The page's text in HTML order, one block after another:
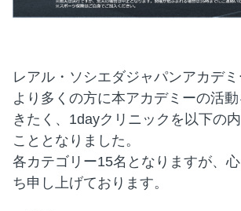
レアル・ソシエダジャパンアカデミ
より多くの方に本アカデミーの活
きたく、1dayクリニックを以下の
こととなりました。
各カテゴリー15名となりますが、
ち申し上げております。